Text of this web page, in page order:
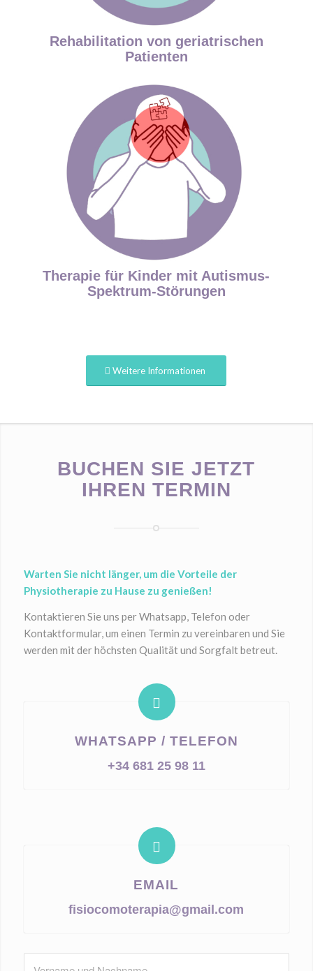
Rehabilitation von geriatrischen
Patienten
Therapie für Kinder mit Autismus-
Spektrum-Störungen
Weitere Informationen
BUCHEN SIE JETZT
IHREN TERMIN
Warten Sie nicht länger, um die Vorteile der
Physiotherapie zu Hause zu genießen!
Kontaktieren Sie uns per Whatsapp, Telefon oder
Kontaktformular, um einen Termin zu vereinbaren und Sie
werden mit der höchsten Qualität und Sorgfalt betreut.
WHATSAPP / TELEFON
+34 681 25 98 11
EMAIL
fisiocomoterapia@gmail.com